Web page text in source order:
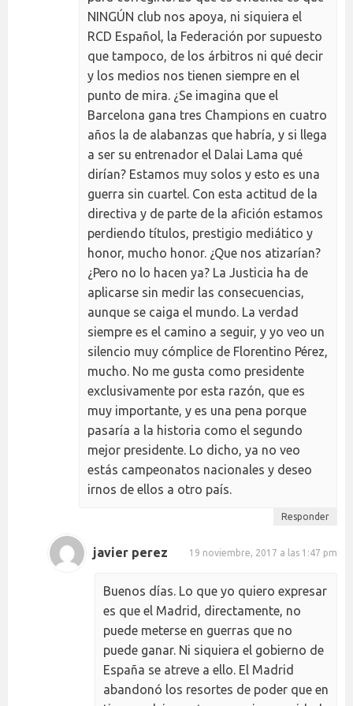
NINGÚN club nos apoya, ni siquiera el
RCD Español, la Federación por supuesto
que tampoco, de los árbitros ni qué decir
y los medios nos tienen siempre en el
punto de mira. ¿Se imagina que el
Barcelona gana tres Champions en cuatro
años la de alabanzas que habría, y si llega
a ser su entrenador el Dalai Lama qué
dirían? Estamos muy solos y esto es una
guerra sin cuartel. Con esta actitud de la
directiva y de parte de la afición estamos
perdiendo títulos, prestigio mediático y
honor, mucho honor. ¿Que nos atizarían?
¿Pero no lo hacen ya? La Justicia ha de
aplicarse sin medir las consecuencias,
aunque se caiga el mundo. La verdad
siempre es el camino a seguir, y yo veo un
silencio muy cómplice de Florentino Pérez,
mucho. No me gusta como presidente
exclusivamente por esta razón, que es
muy importante, y es una pena porque
pasaría a la historia como el segundo
mejor presidente. Lo dicho, ya no veo
estás campeonatos nacionales y deseo
irnos de ellos a otro país.
Responder
javier perez 19 noviembre, 2017 a las 1:47 pm
Buenos días. Lo que yo quiero expresar
es que el Madrid, directamente, no
puede meterse en guerras que no
puede ganar. Ni siquiera el gobierno de
España se atreve a ello. El Madrid
abandonó los resortes de poder que en